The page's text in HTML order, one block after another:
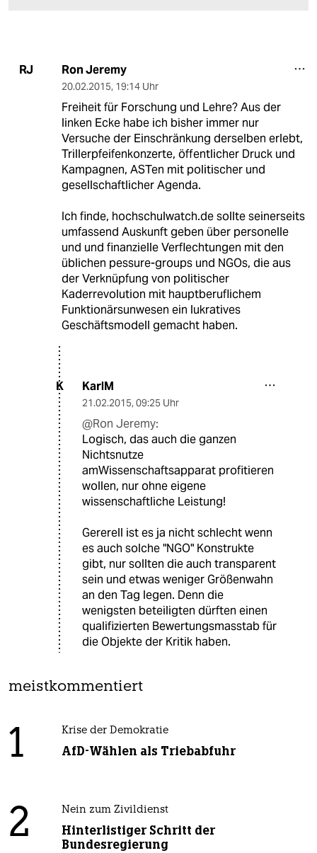
RJ Ron Jeremy
20.02.2015, 19:14 Uhr
Freiheit für Forschung und Lehre? Aus der
linken Ecke habe ich bisher immer nur
Versuche der Einschränkung derselben erlebt,
Trillerpfeifenkonzerte, öffentlicher Druck und
Kampagnen, ASTen mit politischer und
gesellschaftlicher Agenda.
Ich finde, hochschulwatch.de sollte seinerseits
umfassend Auskunft geben über personelle
und und finanzielle Verflechtungen mit den
üblichen pessure-groups und NGOs, die aus
der Verknüpfung von politischer
Kaderrevolution mit hauptberuflichem
Funktionärsunwesen ein lukratives
Geschäftsmodell gemacht haben.
K KarlM
21.02.2015, 09:25 Uhr
@Ron Jeremy:
Logisch, das auch die ganzen
Nichtsnutze
amWissenschaftsapparat profitieren
wollen, nur ohne eigene
wissenschaftliche Leistung!
Gererell ist es ja nicht schlecht wenn
es auch solche "NGO" Konstrukte
gibt, nur sollten die auch transparent
sein und etwas weniger Größenwahn
an den Tag legen. Denn die
wenigsten beteiligten dürften einen
qualifizierten Bewertungsmasstab für
die Objekte der Kritik haben.
meistkommentiert
1 Krise der Demokratie
AfD-Wählen als Triebabfuhr
2 Nein zum Zivildienst
Hinterlistiger Schritt der
Bundesregierung